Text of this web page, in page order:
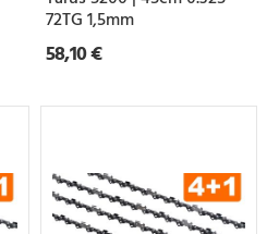
72TG 1,5mm
58,10 €